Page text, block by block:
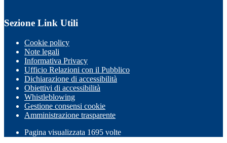
Sezione Link Utili
Cookie policy
Note legali
Informativa Privacy
Ufficio Relazioni con il Pubblico
Dichiarazione di accessibilità
Obiettivi di accessibilità
Whistleblowing
Gestione consensi cookie
Amministrazione trasparente
Pagina visualizzata 1695 volte